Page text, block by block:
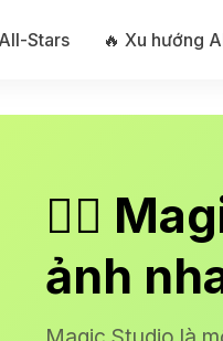
Stars 🔥 Xu hướng
🧙‍♂️
ảnh